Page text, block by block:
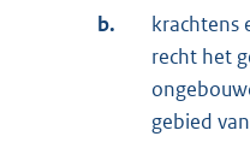
b.
krachtens
recht het
gebied